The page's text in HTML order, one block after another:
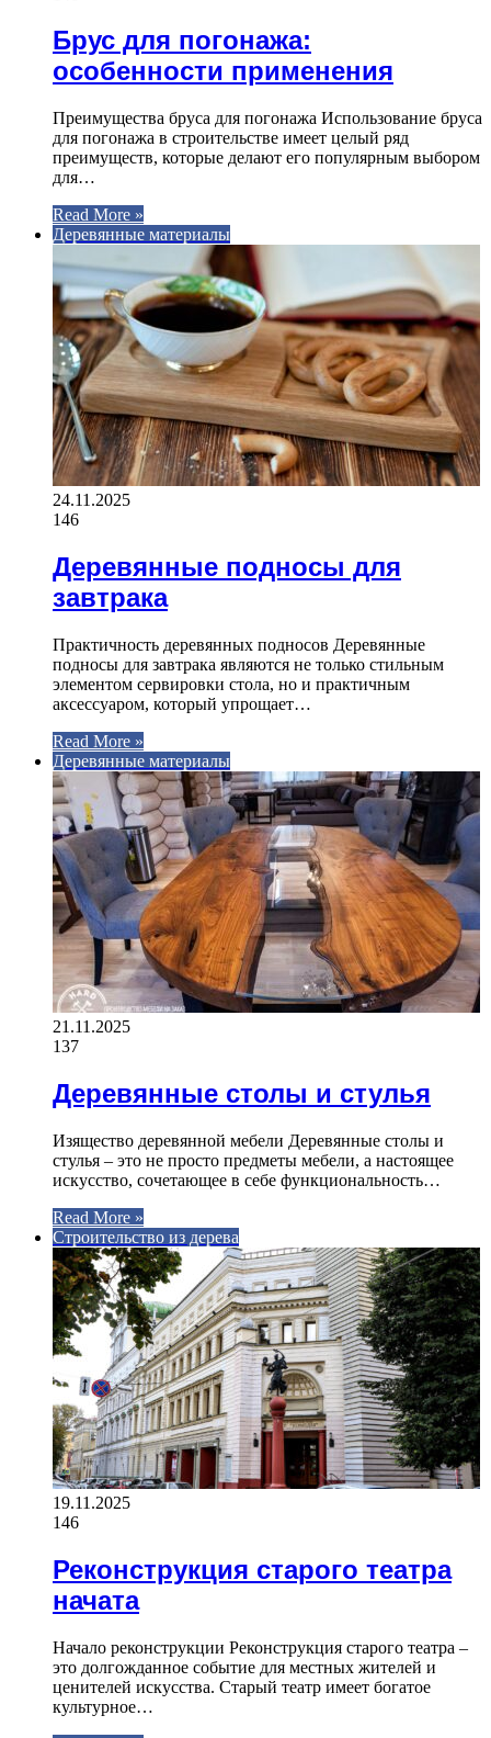
Брус для погонажа:
особенности применения
Преимущества бруса для погонажа Использование бруса
для погонажа в строительстве имеет целый ряд
преимуществ, которые делают его популярным выбором
для…
Read More »
Деревянные материалы
24.11.2025
146
Деревянные подносы для
завтрака
Практичность деревянных подносов Деревянные
подносы для завтрака являются не только стильным
элементом сервировки стола, но и практичным
аксессуаром, который упрощает…
Read More »
Деревянные материалы
21.11.2025
137
Деревянные столы и стулья
Изящество деревянной мебели Деревянные столы и
стулья – это не просто предметы мебели, а настоящее
искусство, сочетающее в себе функциональность…
Read More »
Строительство из дерева
19.11.2025
146
Реконструкция старого театра
начата
Начало реконструкции Реконструкция старого театра –
это долгожданное событие для местных жителей и
ценителей искусства. Старый театр имеет богатое
культурное…